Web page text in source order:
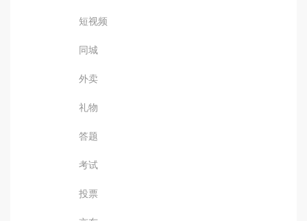
短视频
同城
外卖
礼物
答题
考试
投票